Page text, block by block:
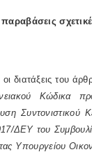
διατάξεις του
Κώδικα
Συντονιστικού
ΔΕΥ του
Υπουργείου